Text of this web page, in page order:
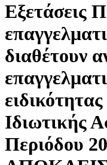
Εξετάσεις
διαθέτουν
Ιδιωτικής
Περιόδου